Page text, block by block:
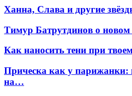
Ханна, Слава и другие
Тимур Батрутдинов о
Как наносить тени при
Прическа как у парижанки:
на…